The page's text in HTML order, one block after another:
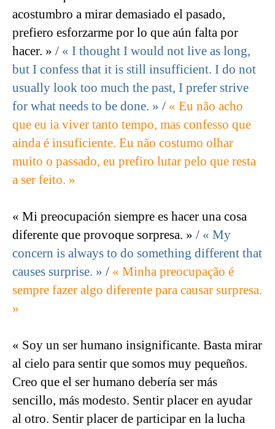
acostumbro a mirar demasiado el pasado,
prefiero esforzarme por lo que aún falta por
hacer. » / « I thought I would not live as long,
but I confess that it is still insufficient. I do not
usually look too much the past, I prefer strive
for what needs to be done. » / « Eu não acho
que eu ia viver tanto tempo, mas confesso que
ainda é insuficiente. Eu não costumo olhar
muito o passado, eu prefiro lutar pelo que resta
a ser feito. »
« Mi preocupación siempre es hacer una cosa
diferente que provoque sorpresa. » / « My
concern is always to do something different that
causes surprise. » / « Minha preocupação é
sempre fazer algo diferente para causar surpresa.
»
« Soy un ser humano insignificante. Basta mirar
al cielo para sentir que somos muy pequeños.
Creo que el ser humano debería ser más
sencillo, más modesto. Sentir placer en ayudar
al otro. Sentir placer de participar en la lucha